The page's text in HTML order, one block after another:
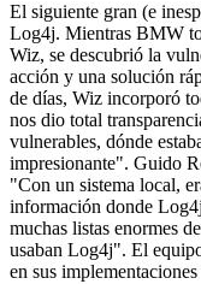
El siguiente gran (e
Log4j. Mientras BMW
Wiz, se descubrió la
acción y una solución
de días, Wiz incorporó
nos dio total
vulnerables, dónde
impresionante". Guido
"Con un sistema local,
información donde
muchas listas enormes
usaban Log4j". El
en sus